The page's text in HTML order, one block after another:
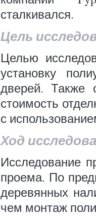
сталкивался.
Цель
Целью
установку
дверей. Также
стоимость
с
Ход
Исследование
проема. По
деревянных
чем монтаж